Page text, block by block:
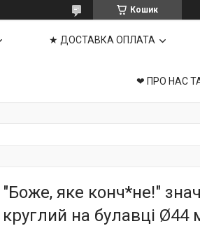
Кошик
★ ДОСТАВКА ОПЛАТА
❤ ПРО НАС
"Боже, яке конч*не!"
круглий на булавці Ø44